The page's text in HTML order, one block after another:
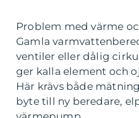
Problem med värme
Gamla
ventiler eller dålig
ger kalla element och
Här krävs både
byte till ny beredare,